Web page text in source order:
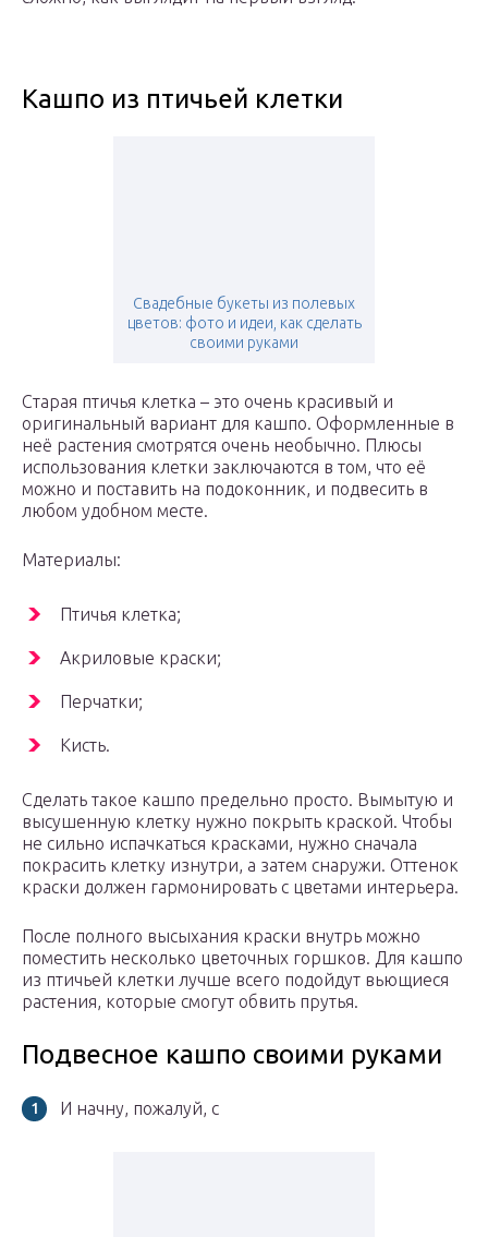
Кашпо из птичьей клетки
Свадебные букеты из полевых
цветов: фото и идеи, как сделать
своими руками
Старая птичья клетка – это очень красивый и
оригинальный вариант для кашпо. Оформленные в
неё растения смотрятся очень необычно. Плюсы
использования клетки заключаются в том, что её
можно и поставить на подоконник, и подвесить в
любом удобном месте.
Материалы:
Птичья клетка;
Акриловые краски;
Перчатки;
Кисть.
Сделать такое кашпо предельно просто. Вымытую и
высушенную клетку нужно покрыть краской. Чтобы
не сильно испачкаться красками, нужно сначала
покрасить клетку изнутри, а затем снаружи. Оттенок
краски должен гармонировать с цветами интерьера.
После полного высыхания краски внутрь можно
поместить несколько цветочных горшков. Для кашпо
из птичьей клетки лучше всего подойдут вьющиеся
растения, которые смогут обвить прутья.
Подвесное кашпо своими руками
И начну, пожалуй, с